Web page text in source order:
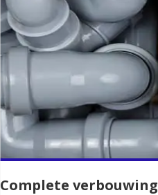
Complete verbouwing